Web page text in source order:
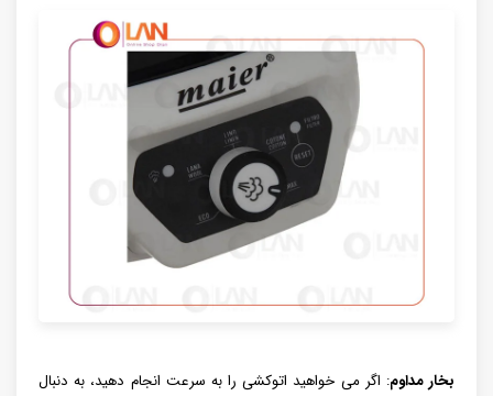
بخار مداوم: اگر می خواهید اتوکشی را به سرعت انجام دهید، به دنبال